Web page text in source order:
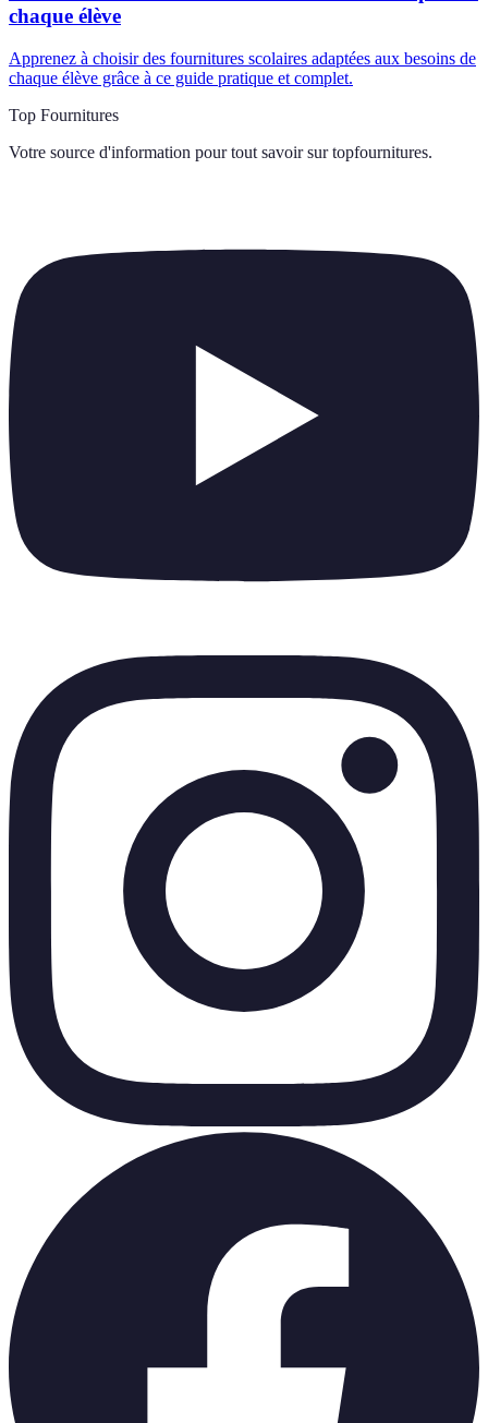
chaque élève
Apprenez à choisir des fournitures scolaires adaptées aux besoins de
chaque élève grâce à ce guide pratique et complet.
Top Fournitures
Votre source d'information pour tout savoir sur topfournitures.